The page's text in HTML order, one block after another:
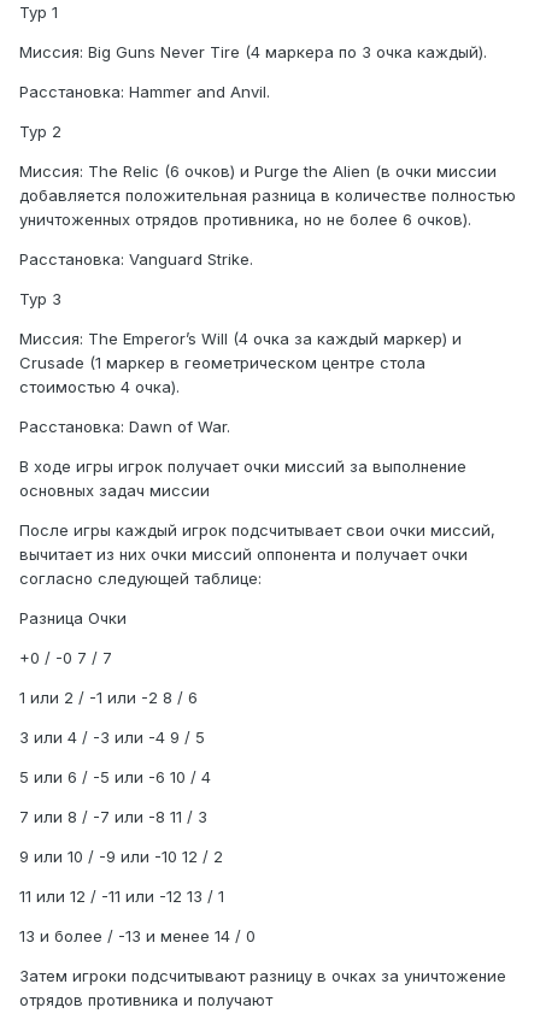
Тур 1
Миссия: Big Guns Never Tire (4 маркера по 3 очка каждый).
Расстановка: Hammer and Anvil.
Тур 2
Миссия: The Relic (6 очков) и Purge the Alien (в очки миссии
добавляется положительная разница в количестве полностью
уничтоженных отрядов противника, но не более 6 очков).
Расстановка: Vanguard Strike.
Тур 3
Миссия: The Emperor’s Will (4 очка за каждый маркер) и
Crusade (1 маркер в геометрическом центре стола
стоимостью 4 очка).
Расстановка: Dawn of War.
В ходе игры игрок получает очки миссий за выполнение
основных задач миссии
После игры каждый игрок подсчитывает свои очки миссий,
вычитает из них очки миссий оппонента и получает очки
согласно следующей таблице:
Разница Очки
+0 / -0 7 / 7
1 или 2 / -1 или -2 8 / 6
3 или 4 / -3 или -4 9 / 5
5 или 6 / -5 или -6 10 / 4
7 или 8 / -7 или -8 11 / 3
9 или 10 / -9 или -10 12 / 2
11 или 12 / -11 или -12 13 / 1
13 и более / -13 и менее 14 / 0
Затем игроки подсчитывают разницу в очках за уничтожение
отрядов противника и получают